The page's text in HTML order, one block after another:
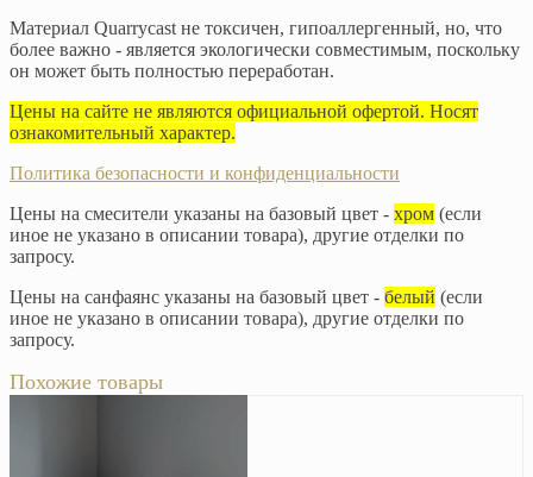
Материал Quarrycast не токсичен, гипоаллергенный, но, что
более важно - является экологически совместимым, поскольку
он может быть полностью переработан.
Цены на сайте не являются официальной офертой. Носят
ознакомительный характер.
Политика безопасности и конфиденциальности
Цены на смесители указаны на базовый цвет - хром (если
иное не указано в описании товара), другие отделки по
запросу.
Цены на санфаянс указаны на базовый цвет - белый (если
иное не указано в описании товара), другие отделки по
запросу.
Похожие товары